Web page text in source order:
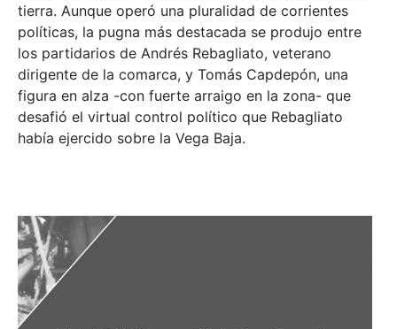
tierra. Aunque operó una pluralidad de corrientes
políticas, la pugna más destacada se produjo entre
los partidarios de Andrés Rebagliato, veterano
dirigente de la comarca, y Tomás Capdepón, una
figura en alza -con fuerte arraigo en la zona- que
desafió el virtual control político que Rebagliato
había ejercido sobre la Vega Baja.